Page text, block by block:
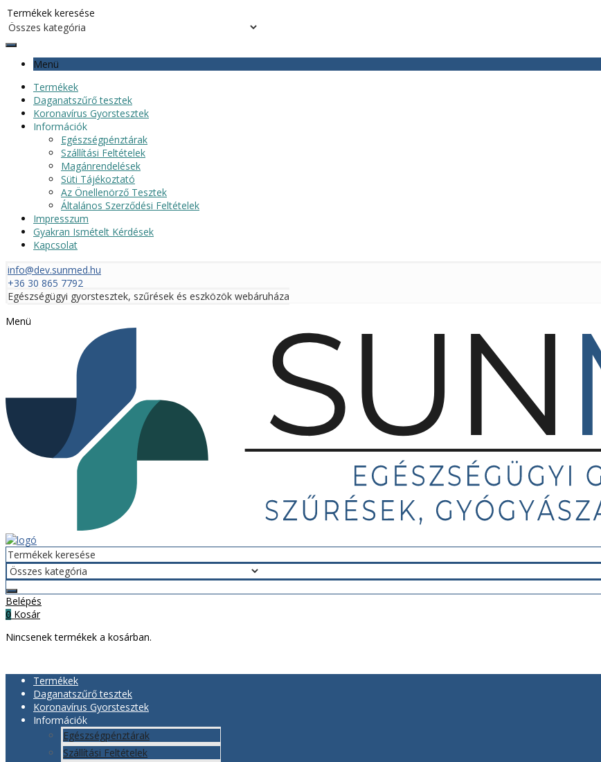
Menü
Termékek
Daganatszűrő tesztek
Koronavírus Gyorstesztek
Információk
Egészségpénztárak
Szállítási Feltételek
Magánrendelések
Süti Tájékoztató
Az Önellenörző Tesztek
Általános Szerződési Feltételek
Impresszum
Gyakran Ismételt Kérdések
Kapcsolat
info@dev.sunmed.hu
+36 30 865 7792
Egészségügyi gyorstesztek, szűrések és eszközök webáruháza
Menü
Belépés
0 Kosár
Nincsenek termékek a kosárban.
Termékek
Daganatszűrő tesztek
Koronavírus Gyorstesztek
Információk
Egészségpénztárak
Szállítási Feltételek